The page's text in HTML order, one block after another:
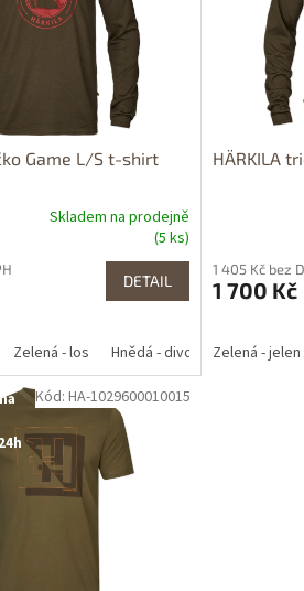
Game L/S t-shirt
Skladem na prodejně
(5 ks)
DETAIL
Zelená - los Hnědá - divočák
HÄRKILA
1 405 Kč bez
1 700 Kč
Zelená - jelen
Kód: HA-1029600010015